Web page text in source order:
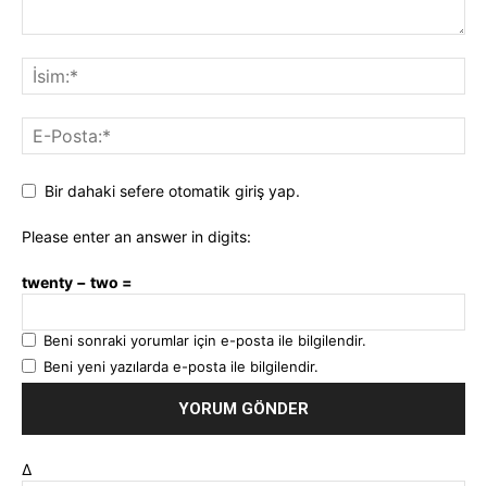
Bir dahaki sefere otomatik giriş yap.
Please enter an answer in digits:
twenty − two =
Beni sonraki yorumlar için e-posta ile bilgilendir.
Beni yeni yazılarda e-posta ile bilgilendir.
Δ